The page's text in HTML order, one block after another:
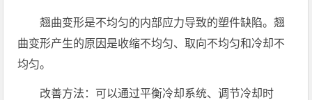
翘曲变形是不均匀的内部应力导致的塑件缺陷。翘
曲变形产生的原因是收缩不均匀、取向不均匀和冷却不
均匀。
改善方法：可以通过平衡冷却系统、调节冷却时